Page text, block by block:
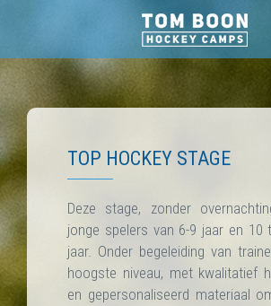
TOP HOCKEY STAGE
Deze stage, zonder
jonge spelers van 6-9 jaar en 10
jaar. Onder begeleiding van
hoogste niveau, met kwalitatief
en gepersonaliseerd materiaal